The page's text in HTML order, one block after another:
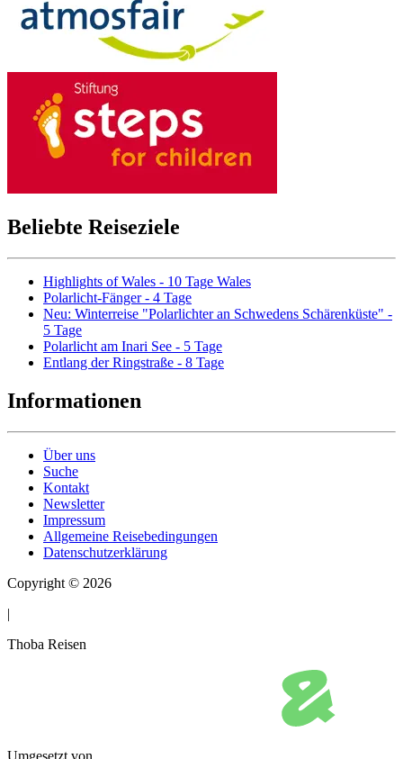
Beliebte Reiseziele
Highlights of Wales - 10 Tage Wales
Polarlicht-Fänger - 4 Tage
Neu: Winterreise "Polarlichter an Schwedens Schärenküste" -
5 Tage
Polarlicht am Inari See - 5 Tage
Entlang der Ringstraße - 8 Tage
Informationen
Über uns
Suche
Kontakt
Newsletter
Impressum
Allgemeine Reisebedingungen
Datenschutzerklärung
Copyright © 2026
|
Thoba Reisen
Umgesetzt von